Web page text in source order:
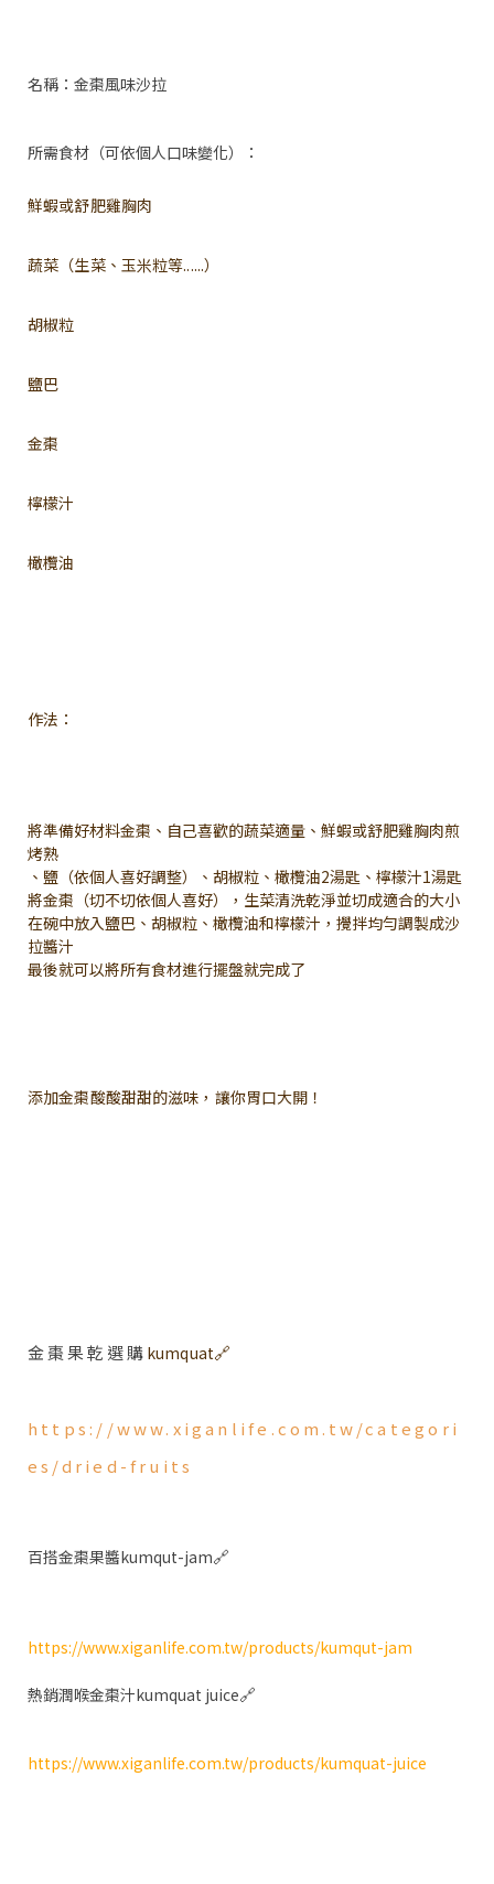
名稱：金棗風味沙拉
所需食材（可依個人口味變化）：
鮮蝦或舒肥雞胸肉
蔬菜（生菜、玉米粒等......）
胡椒粒
鹽巴
金棗
檸檬汁
橄欖油
作法：
將準備好材料金棗、自己喜歡的蔬菜適量、鮮蝦或舒肥雞胸肉煎
烤熟
、鹽（依個人喜好調整）、胡椒粒、橄欖油2湯匙、檸檬汁1湯匙
將金棗（切不切依個人喜好），生菜清洗乾淨並切成適合的大小
在碗中放入鹽巴、胡椒粒、橄欖油和檸檬汁，攪拌均勻調製成沙
拉醬汁
最後就可以將所有食材進行擺盤就完成了
添加金棗酸酸甜甜的滋味，讓你胃口大開！
金棗果乾選購 kumquat🔗
https://www.xiganlife.com.tw/categori
es/dried-fruits
百搭金棗果醬kumqut-jam🔗
https://www.xiganlife.com.tw/products/kumqut-jam
熱銷潤喉金棗汁kumquat juice🔗
https://www.xiganlife.com.tw/products/kumquat-juice